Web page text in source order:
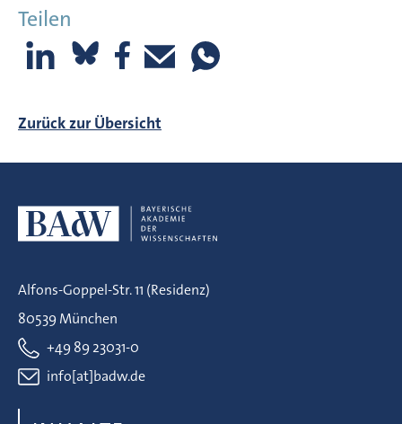
Teilen
Zurück zur Übersicht
Alfons-Goppel-Str. 11 (Residenz)
80539 München
+49 89 23031-0
info[at]badw.de